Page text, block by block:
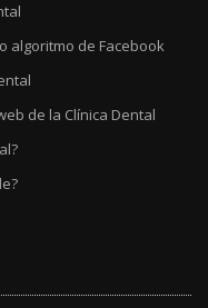
algoritmo de Facebook
de la Clínica Dental